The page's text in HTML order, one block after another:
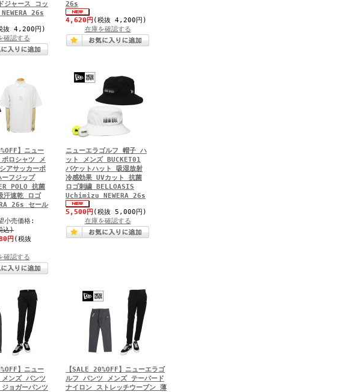
ジャース コッ
26s
抜 4,200円)
確認する
26s
4,620円 (税抜 4,200円)
在庫を確認する
】ニュー
ロシャツ メ
アサッカーポ
フジップ
POLO 抗菌
汗速乾 ロゴ
26s セール
小売価格:
込)
円 (税抜
確認する
ニューエラゴルフ 帽子 ハ
ット メンズ BUCKET01
バケットハット 吸湿放射
冷感効果 UVカット 抗菌
ロゴ刺繍 BELLOASIS
Uchimizu NEWERA 26s
5,500円 (税抜 5,000円)
在庫を確認する
】ニュー
ンズ パンツ
ョガーパンツ
【SALE 20%OFF】ニューエラゴ
ルフ パンツ メンズ テーパード
ナイロン ストレッチウーブン 薄